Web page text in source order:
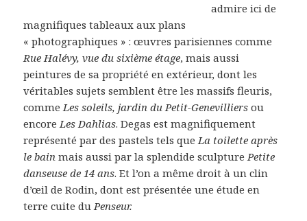
admire ici de
magnifiques tableaux aux plans
« photographiques » : œuvres parisiennes comme
Rue Halévy, vue du sixième étage, mais aussi
peintures de sa propriété en extérieur, dont les
véritables sujets semblent être les massifs fleuris,
commeLes soleils, jardin du Petit-Genevilliersou
encoreLes Dahlias. Degas est magnifiquement
représenté par des pastels tels queLa toilette après
le bain mais aussi par la splendide sculpturePetite
danseuse de 14 ans. Et l’on a même droit à un clin
d’œil de Rodin, dont est présentée une étude en
terre cuite duPenseur.